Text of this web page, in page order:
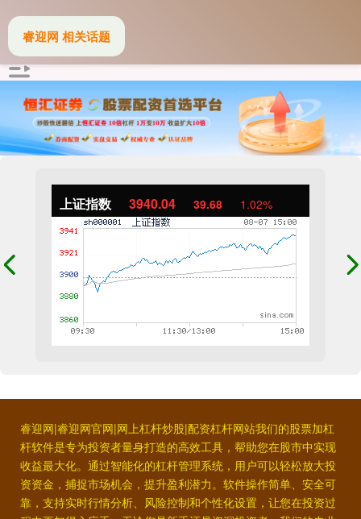
上证指数 3940.04 39.68 1.02%
睿迎网|睿迎网官网|网上杠杆炒股|配资杠杆网站我们的股票加杠
杆软件是专为投资者量身打造的高效工具，帮助您在股市中实现
收益最大化。通过智能化的杠杆管理系统，用户可以轻松放大投
资资金，捕捉市场机会，提升盈利潜力。软件操作简单、安全可
靠，支持实时行情分析、风险控制和个性化设置，让您在投资过
睿迎网 相关话题